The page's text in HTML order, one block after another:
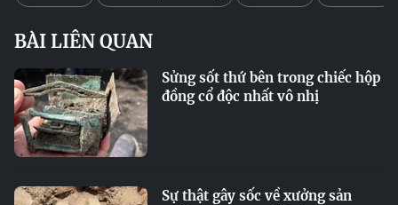
BÀI LIÊN QUAN
Sửng sốt thứ bên trong chiếc hộp
đồng cổ độc nhất vô nhị
Sự thật gây sốc về xưởng sản